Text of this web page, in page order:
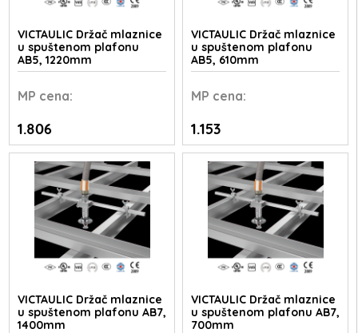
VICTAULIC Držač mlaznice
u spuštenom plafonu
AB5, 1220mm
MP cena:
1.806
VICTAULIC Držač mlaznice
u spuštenom plafonu
AB5, 610mm
MP cena:
1.153
VICTAULIC Držač mlaznice
u spuštenom plafonu AB7,
1400mm
VICTAULIC Držač mlaznice
u spuštenom plafonu AB7,
700mm